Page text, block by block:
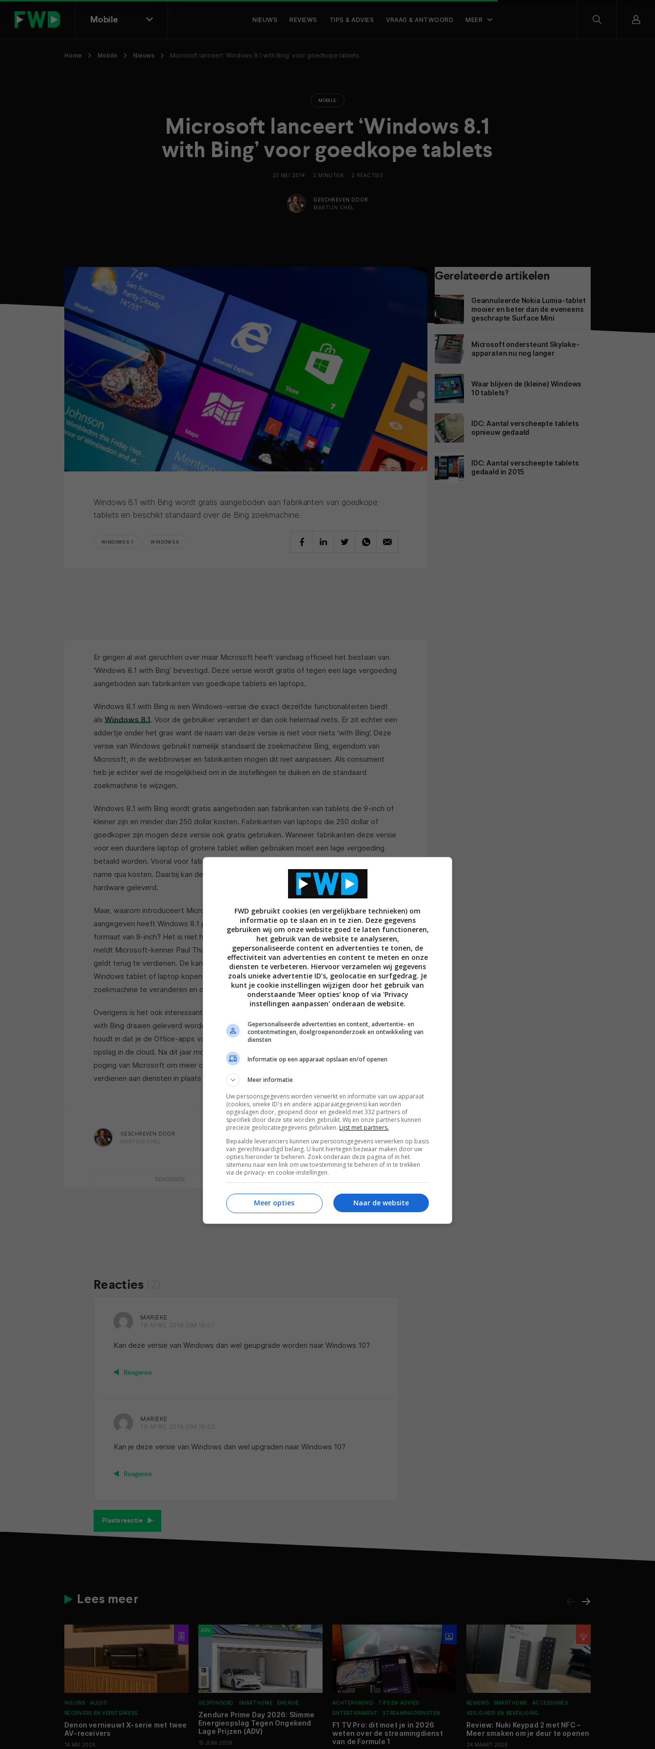
Mobile NIEUWS REVIEWS TIPS & ADVIES VRAAG & ANTWOORD MEER
Home Mobile Nieuws Microsoft lanceert ‘Windows 8.1 with Bing’ voor goedkope tablets
MOBILE
Microsoft lanceert ‘Windows 8.1
with Bing’ voor goedkope tablets
23 MEI 2014 2 MINUTEN 2 REACTIES
GESCHREVEN DOOR
MARTIJN CHEL
Windows 8.1 with Bing wordt gratis aangeboden aan fabrikanten van goedkope
tablets en beschikt standaard over de Bing zoekmachine.
WINDOWS 8.1 WINDOWS 8
Er gingen al wat geruchten over maar Microsoft heeft vandaag officieel het bestaan van
‘Windows 8.1 with Bing’ bevestigd. Deze versie wordt gratis of tegen een lage vergoeding
aangeboden aan fabrikanten van goedkope tablets en laptops.
Windows 8.1 with Bing is een Windows-versie die exact dezelfde functionaliteiten biedt
als Windows 8.1. Voor de gebruiker verandert er dan ook helemaal niets. Er zit echter een
addertje onder het gras want de naam van deze versie is niet voor niets ‘with Bing’. Deze
versie van Windows gebruikt namelijk standaard de zoekmachine Bing, eigendom van
Microsoft, in de webbrowser en fabrikanten mogen dit niet aanpassen. Als consument
heb je echter wel de mogelijkheid om in de instellingen te duiken en de standaard
zoekmachine te wijzigen.
Windows 8.1 with Bing wordt gratis aangeboden aan fabrikanten van tablets die 9-inch of
kleiner zijn en minder dan 250 dollar kosten. Fabrikanten van laptops die 250 dollar of
goedkoper zijn mogen deze versie ook gratis gebruiken. Wanneer fabrikanten deze versie
voor een duurdere laptop of grotere tablet willen gebruiken moet een lage vergoeding
betaald worden. Vooral voor fabrikanten biedt Windows 8.1 with Bing dus voordelen, met
name qua kosten. Daarbij kan deze versie niet los gekocht worden en wordt dus altijd met
hardware geleverd.
Maar, waarom introduceert Microsoft een nieuwe Windows-versie wanneer het bedrijf al
aangegeven heeft Windows 8.1 gratis beschikbaar te stellenvoor tablets met een
formaat van 9-inch? Het is niet helemaal duidelijk of Microsoft hier aan vasthoudt, zo
meldt Microsoft-kenner Paul Thurrot, maar met de Bing-versie probeert Microsoft wat
geldt terug te verdienen. De kans is namelijk groot dat mensen die een goedkope
Windows tablet of laptop kopen toch niet in de instellingen gaan zitten om de
zoekmachine te veranderen en dus standaard gebruikmaken van Bing.
Overigens is het ook interessant om te weten dat sommige tablets die op Windows 8.1
with Bing draaien geleverd worden met een gratis jaarabonnement op Office 365. Dit
houdt in dat je de Office-apps van Microsoft een jaar gratis kunt gebruiken, inclusief
opslag in de cloud. Na dit jaar moet er wel voor betaald worden. Ook dit is weer een
poging van Microsoft om meer consumenten aan het Windows ecosysteem en geld te
verdienen aan diensten in plaats van hardware en besturingssystemen.
GESCHREVEN DOOR
MARTIJN CHEL
REAGEREN
Reacties
MARIEKE
16 APRIL 2016 OM 10:01
Kan deze versie van Windows dan wel geupgrade worden naar Windows 10?
Reageren
MARIEKE
16 APRIL 2016 OM 10:02
Kan je deze versie van Windows dan wel upgraden naar Windows 10?
Reageren
Plaats reactie
Gerelateerde artikelen
Geannuleerde Nokia Lumia-tablet
mooier en beter dan de eveneens
geschrapte Surface Mini
Microsoft ondersteunt Skylake-
apparaten nu nog langer
Waar blijven de (kleine) Windows
10 tablets?
IDC: Aantal verscheepte tablets
opnieuw gedaald
IDC: Aantal verscheepte tablets
gedaald in 2015
Lees meer
NIEUWS
AUDIO
RECEIVERS EN VERSTERKERS
Denon vernieuwt X-serie met twee
AV-receivers
14 MEI 2026
ADV
GESPONSORD SMARTHOME ENERGIE
Zendure Prime Day 2026: Slimme
Energieopslag Tegen Ongekend
Lage Prijzen (ADV)
15 JUNI 2026
ACHTERGROND
TIPS EN ADVIES
ENTERTAINMENT
STREAMINGDIENSTEN
F1 TV Pro: dit moet je in 2026
weten over de streamingdienst
van de Formule 1
REVIEWS SMARTHOME
ACCESSOIRES
VEILIGHEID EN BEVEILIGING
Review: Nuki Keypad 2 met NFC –
Meer smaken om je deur te openen
24 MAART 2026
FWD gebruikt cookies (en vergelijkbare technieken) om
informatie op te slaan en in te zien. Deze gegevens
gebruiken wij om onze website goed te laten functioneren,
het gebruik van de website te analyseren,
gepersonaliseerde content en advertenties te tonen, de
effectiviteit van advertenties en content te meten en onze
diensten te verbeteren. Hiervoor verzamelen wij gegevens
zoals unieke advertentie ID’s, geolocatie en surfgedrag. Je
kunt je cookie instellingen wijzigen door het gebruik van
onderstaande 'Meer opties' knop of via 'Privacy
instellingen aanpassen' onderaan de website.
Gepersonaliseerde advertenties en content, advertentie- en
contentmetingen, doelgroepenonderzoek en ontwikkeling van
diensten
Informatie op een apparaat opslaan en/of openen
Meer informatie
Uw persoonsgegevens worden verwerkt en informatie van uw apparaat
(cookies, unieke ID's en andere apparaatgegevens) kan worden
opgeslagen door, geopend door en gedeeld met 332 partners of
specifiek door deze site worden gebruikt. Wij en onze partners kunnen
precieze geolocatiegegevens gebruiken. Lijst met partners.
Bepaalde leveranciers kunnen uw persoonsgegevens verwerken op basis
van gerechtvaardigd belang. U kunt hiertegen bezwaar maken door uw
opties hieronder te beheren. Zoek onderaan deze pagina of in het
sitemenu naar een link om uw toestemming te beheren of in te trekken
via de privacy- en cookie-instellingen.
Naar de website
Meer opties